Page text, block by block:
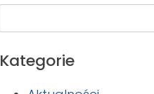
Kategorie